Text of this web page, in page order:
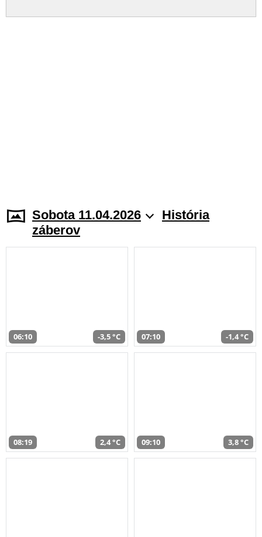
Sobota 11.04.2026
História
záberov
06:10 -3,5 °C 07:10 -1,4 °C
08:19 2,4 °C 09:10 3,8 °C